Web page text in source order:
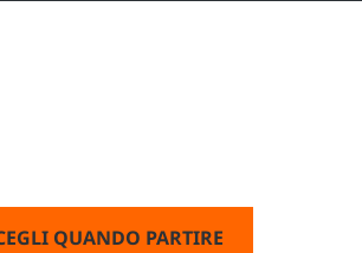
QUANDO PARTIRE